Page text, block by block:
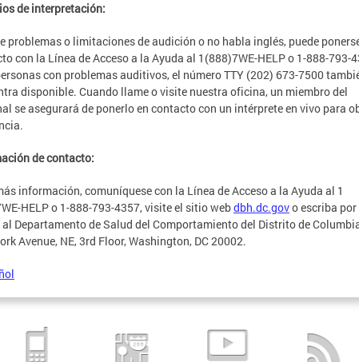
de interpretación:
problemas o limitaciones de audición o no habla inglés, puede
con la Línea de Acceso a la Ayuda al 1(888)7WE-HELP o 1-888-793-
con problemas auditivos, el número TTY (202) 673-7500
disponible. Cuando llame o visite nuestra oficina, un miembro del
se asegurará de ponerlo en contacto con un intérprete en vivo para
de contacto:
información, comuníquese con la Línea de Acceso a la Ayuda al 1
HELP o 1-888-793-4357, visite el sitio webdbh.dc.govo escriba
Departamento de Salud del Comportamiento del Distrito de
Avenue, NE, 3rd Floor, Washington, DC 20002.